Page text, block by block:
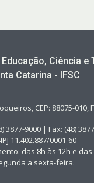
Ciência e
Catarina - IFSC
CEP: 88075-010,
3877-9000 | Fax: (48)
11.402.887/0001-60
das 8h às 12h e das
a sexta-feira.